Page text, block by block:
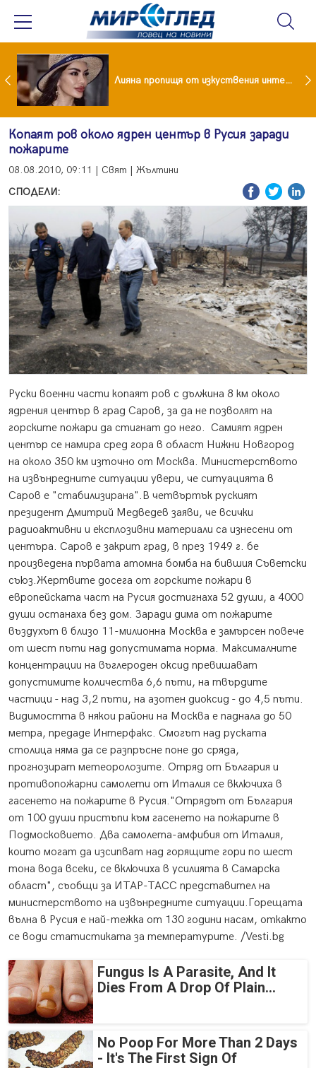
Популярен риалити герой заряза жена си заради друга Лияна пропищя от изкуствения интелект
Копаят ров около ядрен център в Русия заради
пожарите
08.08.2010, 09:11 | Свят | Жълтини
СПОДЕЛИ:
Руски военни части копаят ров с дължина 8 км около
ядрения център в град Саров, за да не позволят на
горските пожари да стигнат до него. Самият ядрен
център се намира сред гора в област Нижни Новгород
на около 350 км източно от Москва. Министерството
на извънредните ситуации увери, че ситуацията в
Саров е "стабилизирана".В четвъртък руският
президент Дмитрий Медведев заяви, че всички
радиоактивни и експлозивни материали са изнесени от
центъра. Саров е закрит град, в през 1949 г. бе
произведена първата атомна бомба на бившия Съветски
съюз.Жертвите досега от горските пожари в
европейската част на Русия достигнаха 52 души, а 4000
души останаха без дом. Заради дима от пожарите
въздухът в близо 11-милионна Москва е замърсен повече
от шест пъти над допустимата норма. Максималните
концентрации на въглероден оксид превишават
допустимите количества 6,6 пъти, на твърдите
частици - над 3,2 пъти, на азотен диоксид - до 4,5 пъти.
Видимостта в някои райони на Москва е паднала до 50
метра, предаде Интерфакс. Смогът над руската
столица няма да се разпръсне поне до сряда,
прогнозират метеоролозите. Отряд от България и
противопожарни самолети от Италия се включиха в
гасенето на пожарите в Русия."Отрядът от България
от 100 души пристъпи към гасенето на пожарите в
Подмосковието. Два самолета-амфибия от Италия,
които могат да изсипват над горящите гори по шест
тона вода всеки, се включиха в усилията в Самарска
област", съобщи за ИТАР-ТАСС представител на
министерството на извънредните ситуации.Горещата
вълна в Русия е най-тежка от 130 години насам, откакто
се води статистиката за температурите. /Vesti.bg
Fungus Is A Parasite, And It
Dies From A Drop Of Plain...
No Poop For More Than 2 Days
- It's The First Sign Of